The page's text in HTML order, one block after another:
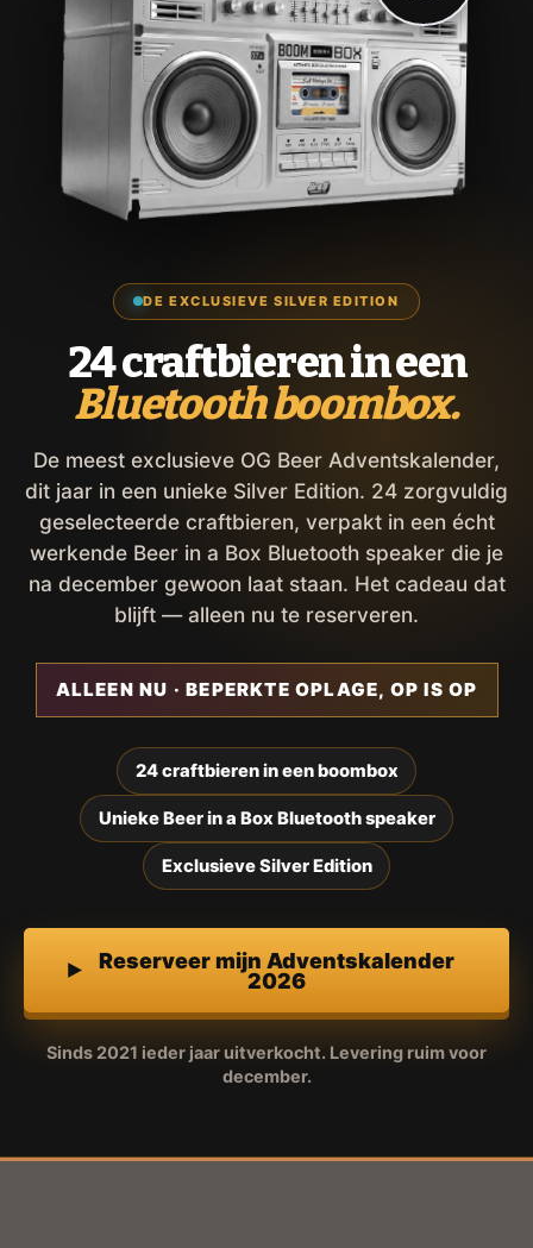
DE EXCLUSIEVE SILVER EDITION
24 craftbieren in een
Bluetooth boombox.
De meest exclusieve OG Beer Adventskalender,
dit jaar in een unieke Silver Edition. 24 zorgvuldig
geselecteerde craftbieren, verpakt in een écht
werkende Beer in a Box Bluetooth speaker die je
na december gewoon laat staan. Het cadeau dat
blijft — alleen nu te reserveren.
ALLEEN NU · BEPERKTE OPLAGE, OP IS OP
24 craftbieren in een boombox
Unieke Beer in a Box Bluetooth speaker
Exclusieve Silver Edition
Reserveer mijn Adventskalender
2026
Sinds 2021 ieder jaar uitverkocht. Levering ruim voor
december.